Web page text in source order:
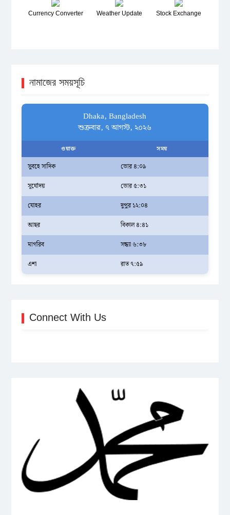
Currency Converter Weather Update Stock Exchange
নামাজের সময়সূচি
Dhaka, Bangladesh
শুক্রবার, ৭ আগস্ট, ২০২৬
ওয়াক্ত সময়
সুবহে সাদিক
ভোর ৪:০৯
সূর্যোদয়
ভোর ৫:৩১
যোহর
দুপুর ১২:০৪
আছর
বিকাল ৪:৪১
মাগরিব
সন্ধ্যা ৬:৩৮
এশা
রাত ৭:৫৯
Connect With Us